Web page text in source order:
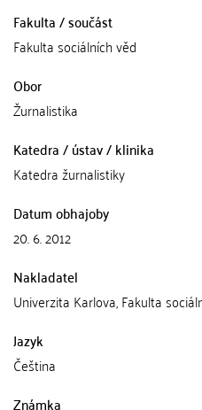
Fakulta / součást
Fakulta sociálních věd
Obor
Žurnalistika
Katedra / ústav / klinika
Katedra žurnalistiky
Datum obhajoby
20. 6. 2012
Nakladatel
Univerzita Karlova, Fakulta
Jazyk
Čeština
Známka